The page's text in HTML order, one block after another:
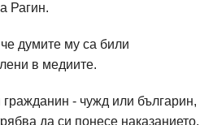
Рагин.
думите му са били
в медиите.
гражданин - чужд или българин,
да си понесе наказанието.